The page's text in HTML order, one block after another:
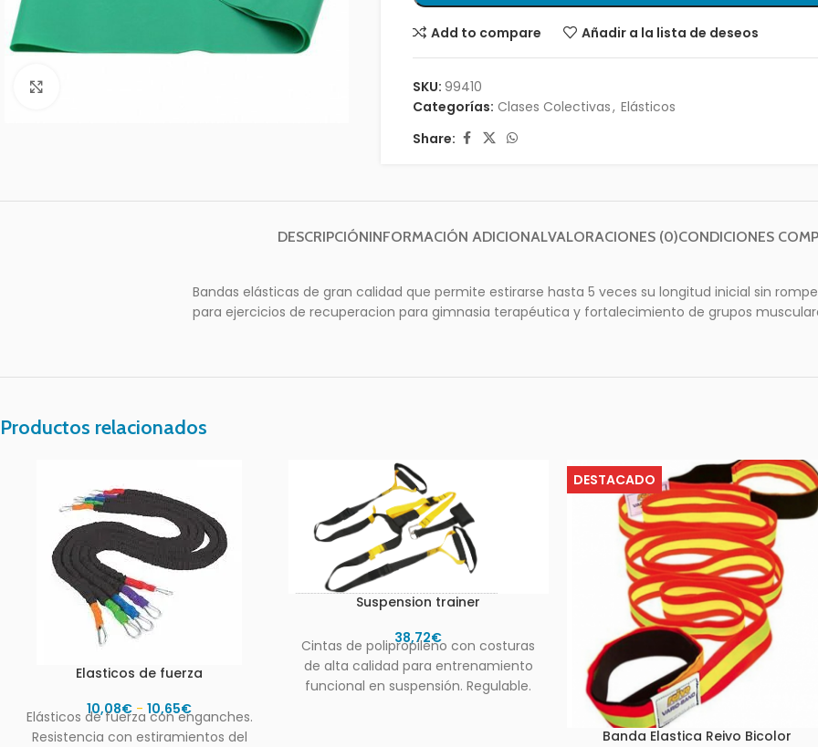
Add to compare Añadir a la lista de deseos
SKU:99410
Categorías: Clases Colectivas, Elásticos
Share:
DESCRIPCIÓNINFORMACIÓN ADICIONALVALORACIONES (0)CONDICIONES
Bandas elásticas de gran calidad que permite estirarse hasta 5 veces su longitud inicial sin
para ejercicios de recuperacion para gimnasia terapéutica y fortalecimiento de grupos
Productos relacionados
Elasticos de fuerza
10,08€ - 10,65€
Elásticos de fuerza con enganches.
Resistencia con estiramientos del
Suspension trainer
38,72€
Cintas de polipropileno con costuras
de alta calidad para entrenamiento
funcional en suspensión. Regulable.
DESTACADO
Banda Elastica Reivo Bicolor